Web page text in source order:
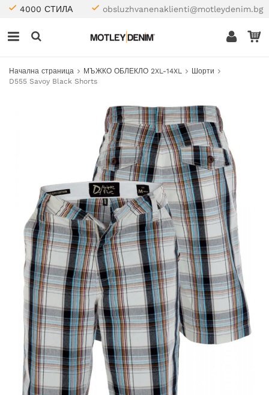
4000 СТИЛА obsluzhvanenaklienti@motleydenim.bg
Начална страница МЪЖКО ОБЛЕКЛО 2XL-14XL
Шорти
D555 Savoy Black Shorts